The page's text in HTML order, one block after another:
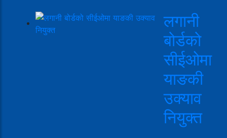
लगानी
बोर्डको
सीईओमा
याङकी
उक्याव
नियुक्त